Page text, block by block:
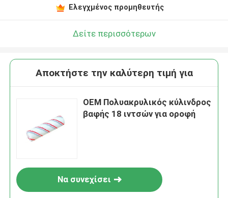
Ελεγχμένος προμηθευτής
Δείτε περισσότερων
Αποκτήστε την καλύτερη τιμή για
OEM Πολυακρυλικός κύλινδρος
βαφής 18 ιντσών για οροφή
Να συνεχίσει